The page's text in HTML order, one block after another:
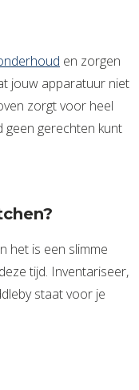
en zorgen
jouw apparatuur niet
zorgt voor heel
geen gerechten kunt
het is een slimme
tijd. Inventariseer,
staat voor je